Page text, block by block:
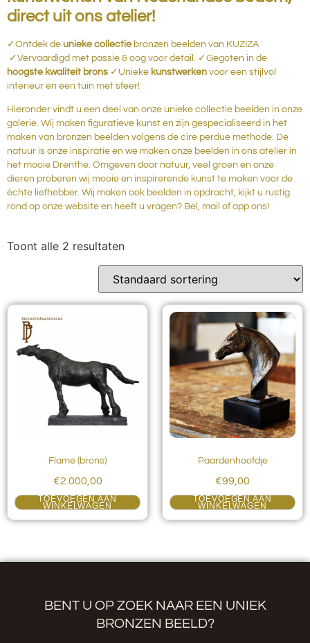
direct uit ons atelier!
✓Ontdek de unieke collectie bronzen beelden van KUZIZA
✓Vervaardigd met passie & oog voor detail. ✓Gegoten in de
hoogste kwaliteit brons ✓Unieke kunstwerken voor een stijlvol
interieur en een tuin met sfeer!
Hieronder vindt u een deel van onze unieke collectie beelden in onze
galerie. Wij maken figuratieve kunst en zijn gespecialiseerd in het
maken van bronzen beelden volgens de cire perdue methode. De
natuur is onze inspiratie en we maken onze beelden in ons atelier in
het mooie Drenthe. Omgeven door natuur, veel groen en onze
dieren proberen wij mooie en inspirerende kunst te maken voor de
échte liefhebber. Wij maken ook beelden in opdracht, kijkt u rustig
rond op onze website en heeft u vragen? Bel, mail of app ons!
Toont alle 2 resultaten
Flame (brons)
€2.000,00
TOEVOEGEN AAN
WINKELWAGEN
Paardenhoofdje
€99,00
TOEVOEGEN AAN
WINKELWAGEN
BENT U OP ZOEK NAAR EEN UNIEK
BRONZEN BEELD?